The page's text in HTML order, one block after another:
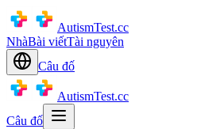
AutismTest.cc
NhàBài viếtTài nguyên
Câu đố
AutismTest.cc
Câu đố